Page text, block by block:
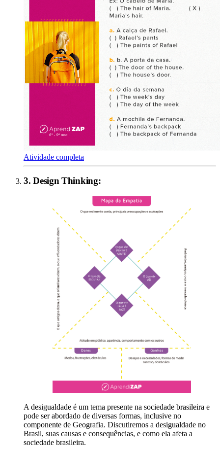
Atividade completa
3.Design Thinking:
A desigualdade é um tema presente na sociedade brasileira e
pode ser abordado de diversas formas, inclusive no
componente de Geografia. Discutiremos a desigualdade no
Brasil, suas causas e consequências, e como ela afeta a
sociedade brasileira.